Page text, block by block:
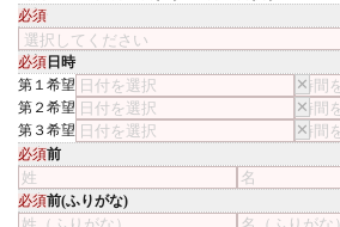
会場
必須
希望日時
必須
第１希望
✕
第２希望 ✕
第３希望 ✕
お名前
必須
お名前(ふりがな)
必須